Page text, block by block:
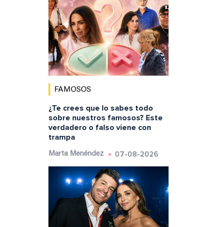
FAMOSOS
¿Te crees que lo sabes todo
sobre nuestros famosos? Este
verdadero o falso viene con
trampa
Marta Menéndez 07-08-2026